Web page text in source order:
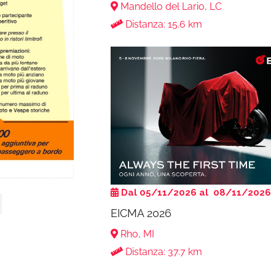
Mandello del Lario, LC
Distanza: 15.6 km
Dal 05/11/2026 al 08/11/2026
EICMA 2026
Rho, MI
Distanza: 37.7 km